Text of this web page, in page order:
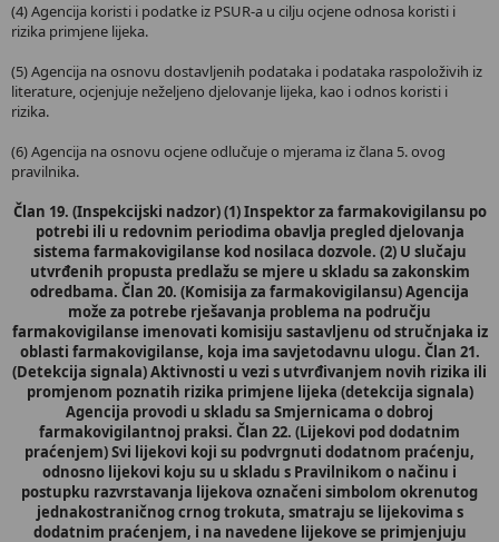
(4) Agencija koristi i podatke iz PSUR-a u cilju ocjene odnosa koristi i
rizika primjene lijeka.
(5) Agencija na osnovu dostavljenih podataka i podataka raspoloživih iz
literature, ocjenjuje neželjeno djelovanje lijeka, kao i odnos koristi i
rizika.
(6) Agencija na osnovu ocjene odlučuje o mjerama iz člana 5. ovog
pravilnika.
Član 19. (Inspekcijski nadzor) (1) Inspektor za farmakovigilansu po
potrebi ili u redovnim periodima obavlja pregled djelovanja
sistema farmakovigilanse kod nosilaca dozvole. (2) U slučaju
utvrđenih propusta predlažu se mjere u skladu sa zakonskim
odredbama. Član 20. (Komisija za farmakovigilansu) Agencija
može za potrebe rješavanja problema na području
farmakovigilanse imenovati komisiju sastavljenu od stručnjaka iz
oblasti farmakovigilanse, koja ima savjetodavnu ulogu. Član 21.
(Detekcija signala) Aktivnosti u vezi s utvrđivanjem novih rizika ili
promjenom poznatih rizika primjene lijeka (detekcija signala)
Agencija provodi u skladu sa Smjernicama o dobroj
farmakovigilantnoj praksi. Član 22. (Lijekovi pod dodatnim
praćenjem) Svi lijekovi koji su podvrgnuti dodatnom praćenju,
odnosno lijekovi koju su u skladu s Pravilnikom o načinu i
postupku razvrstavanja lijekova označeni simbolom okrenutog
jednakostraničnog crnog trokuta, smatraju se lijekovima s
dodatnim praćenjem, i na navedene lijekove se primjenjuju